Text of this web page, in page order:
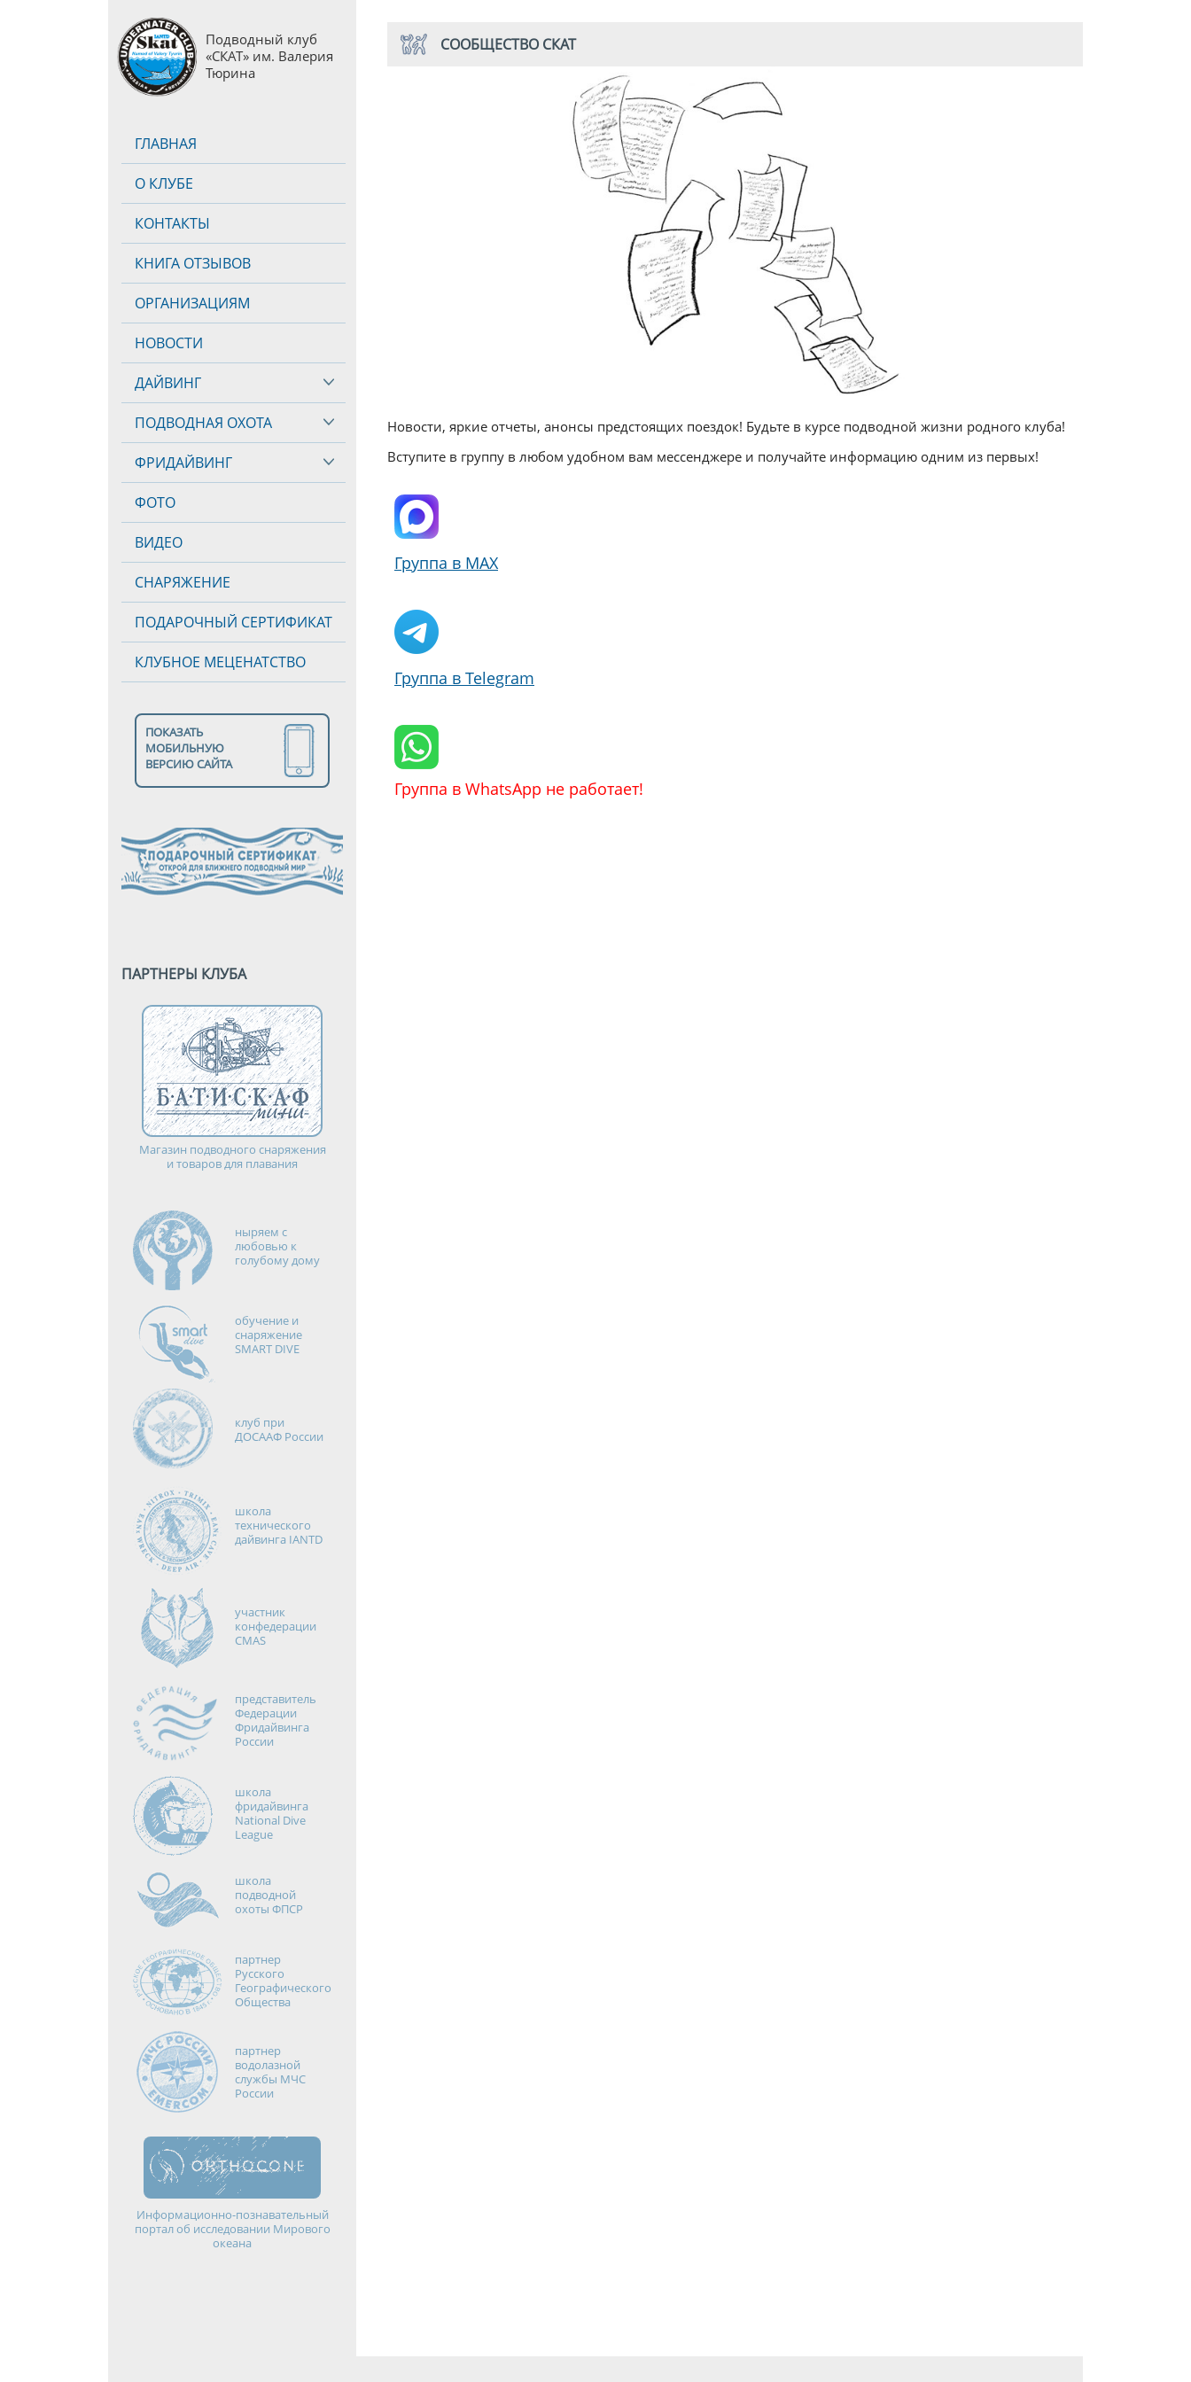
Подводный клуб
«СКАТ» им. Валерия
Тюрина
ГЛАВНАЯ
О КЛУБЕ
КОНТАКТЫ
КНИГА ОТЗЫВОВ
ОРГАНИЗАЦИЯМ
НОВОСТИ
ДАЙВИНГ
ПОДВОДНАЯ ОХОТА
ФРИДАЙВИНГ
ФОТО
ВИДЕО
СНАРЯЖЕНИЕ
ПОДАРОЧНЫЙ СЕРТИФИКАТ
КЛУБНОЕ МЕЦЕНАТСТВО
ПОКАЗАТЬ
МОБИЛЬНУЮ
ВЕРСИЮ САЙТА
ПАРТНЕРЫ КЛУБА
Магазин подводного снаряжения
и товаров для плавания
ныряем с
любовью к
голубому дому
обучение и
снаряжение
SMART DIVE
клуб при
ДОСААФ России
школа
технического
дайвинга IANTD
участник
конфедерации
CMAS
представитель
Федерации
Фридайвинга
России
школа
фридайвинга
National Dive
League
школа
подводной
охоты ФПСР
партнер
Русского
Географического
Общества
партнер
водолазной
службы МЧС
России
Информационно-познавательный
портал об исследовании Мирового
океана
СООБЩЕСТВО СКАТ
Новости, яркие отчеты, анонсы предстоящих поездок! Будьте в курсе подводной жизни родного клуба!
Вступите в группу в любом удобном вам мессенджере и получайте информацию одним из первых!
Группа в MAX
Группа в Telegram
Группа в WhatsApp не работает!